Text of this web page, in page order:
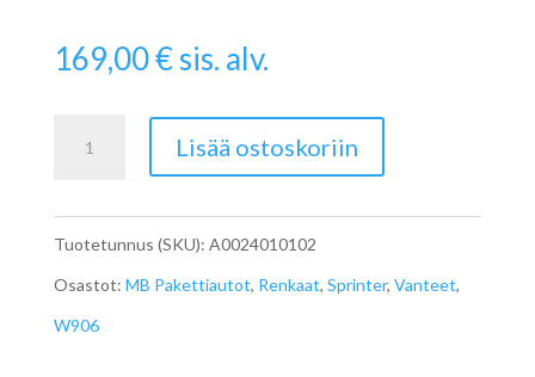
169,00€sis. alv.
Peltivanne
paripyörä
määrä
Lisää ostoskoriin
Tuotetunnus (SKU): A0024010102
Osastot: MB Pakettiautot, Renkaat, Sprinter, Vanteet,
W906